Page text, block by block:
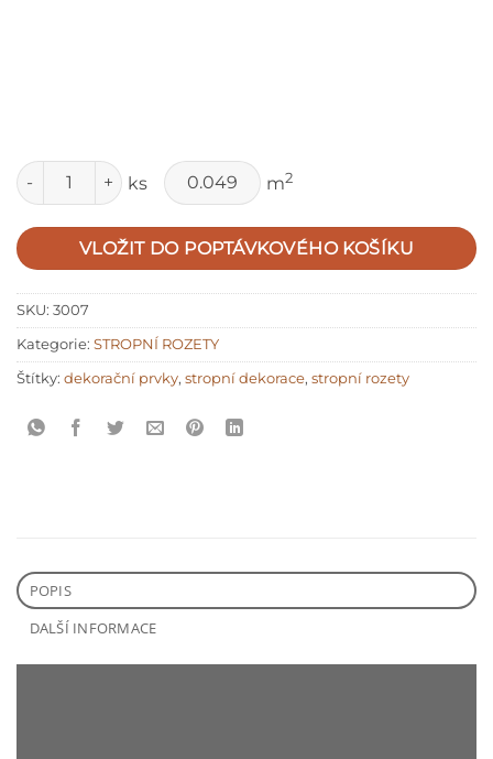
m2
Množství
ks
VLOŽIT DO POPTÁVKOVÉHO KOŠÍKU
SKU: 3007
Kategorie: STROPNÍ ROZETY
Štítky: dekorační prvky, stropní dekorace, stropní rozety
POPIS
DALŠÍ INFORMACE